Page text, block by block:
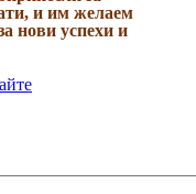
и им желаем
нови успехи и